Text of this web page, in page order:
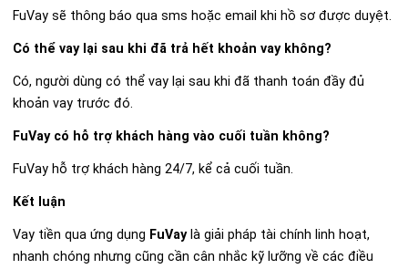
FuVay sẽ thông báo qua sms hoặc email khi hồ sơ được duyệt.
Có thể vay lại sau khi đã trả hết khoản vay không?
Có, người dùng có thể vay lại sau khi đã thanh toán đầy đủ
khoản vay trước đó.
FuVay có hỗ trợ khách hàng vào cuối tuần không?
FuVay hỗ trợ khách hàng 24/7, kể cả cuối tuần.
Kết luận
Vay tiền qua ứng dụng FuVaylà giải pháp tài chính linh hoạt,
nhanh chóng nhưng cũng cần cân nhắc kỹ lưỡng về các điều